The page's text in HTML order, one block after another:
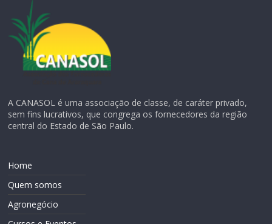
A CANASOL é uma associação de classe, de caráter privado,
sem fins lucrativos, que congrega os fornecedores da região
central do Estado de São Paulo.
Home
Quem somos
Agronegócio